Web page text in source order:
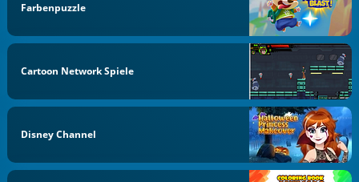
Farbenpuzzle
Cartoon Network Spiele
Disney Channel